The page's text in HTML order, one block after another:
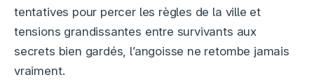
tentatives pour percer les règles de la ville et
tensions grandissantes entre survivants aux
secrets bien gardés, l’angoisse ne retombe jamais
vraiment.